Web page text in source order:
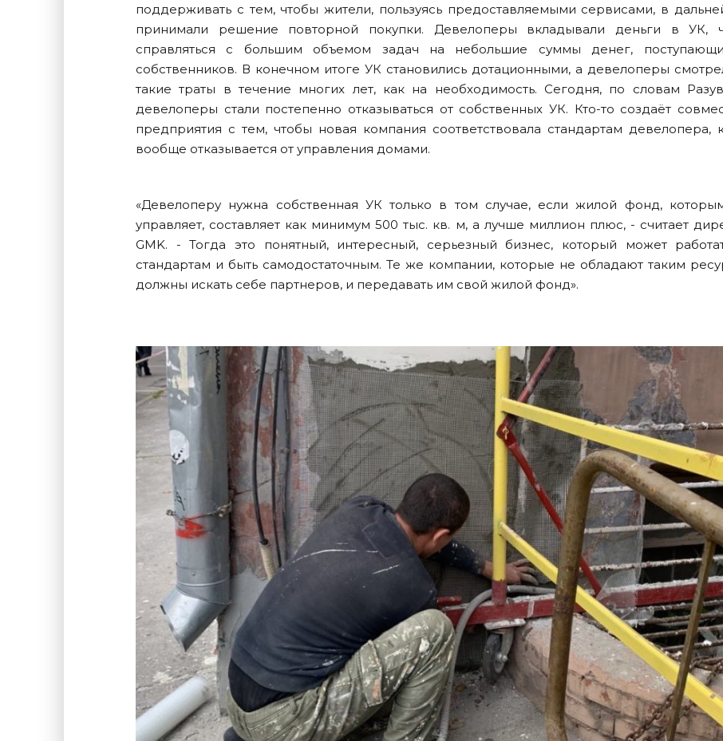
поддерживать с тем, чтобы жители, пользуясь предоставляемыми сервисами, в
принимали решение повторной покупки. Девелоперы вкладывали деньги в УК,
справляться с большим объемом задач на небольшие суммы денег,
собственников. В конечном итоге УК становились дотационными, а девелоперы
такие траты в течение многих лет, как на необходимость. Сегодня, по словам
девелоперы стали постепенно отказываться от собственных УК. Кто-то создаёт
предприятия с тем, чтобы новая компания соответствовала стандартам девелопера,
вообще отказывается от управления домами.
«Девелоперу нужна собственная УК только в том случае, если жилой фонд,
управляет, составляет как минимум 500 тыс. кв. м, а лучше миллион плюс, - считает
GMK. - Тогда это понятный, интересный, серьезный бизнес, который может
стандартам и быть самодостаточным. Те же компании, которые не обладают таким
должны искать себе партнеров, и передавать им свой жилой фонд».